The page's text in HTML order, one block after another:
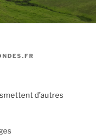
d’autres